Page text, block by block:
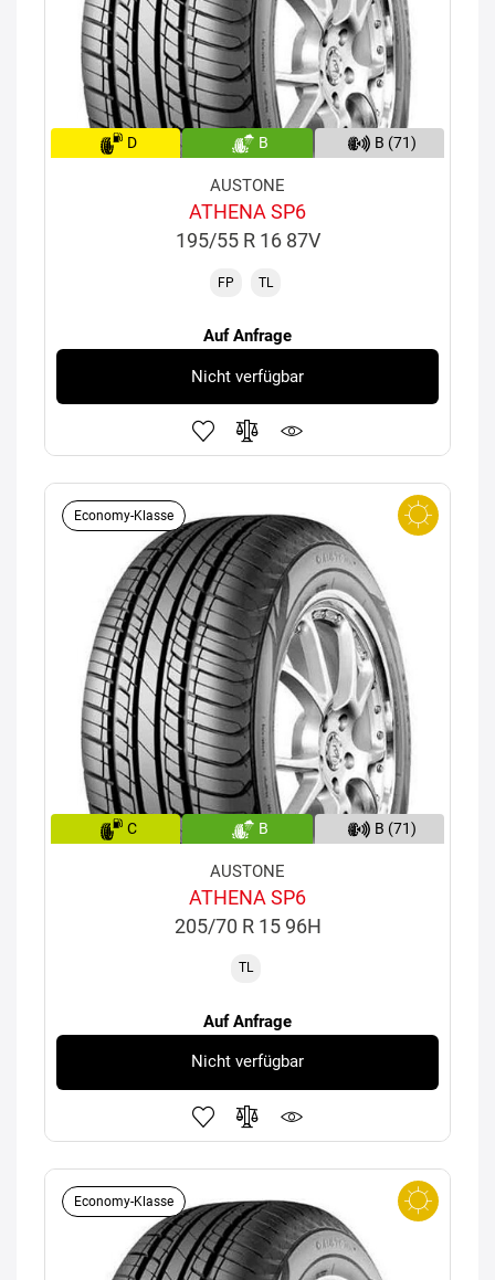
D B B (71)
AUSTONE
ATHENA SP6
195/55 R 16 87V
FP TL
Auf Anfrage
Nicht verfügbar
Economy-Klasse
C B B (71)
AUSTONE
ATHENA SP6
205/70 R 15 96H
TL
Auf Anfrage
Nicht verfügbar
Economy-Klasse